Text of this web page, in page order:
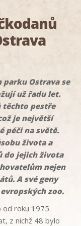
parku Ostrava se
už řadu let.
těchto pestře
je největší
péči na světě.
života a
do jejich života
nejen
A své geny
zoo.
od roku 1975.
z nichž 48 bylo